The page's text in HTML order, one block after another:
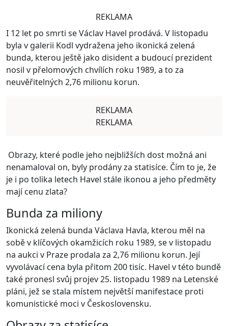
REKLAMA
I 12 let po smrti se Václav Havel prodává. V listopadu
byla v galerii Kodl vydražena jeho ikonická zelená
bunda, kterou ještě jako disident a budoucí prezident
nosil v přelomových chvílích roku 1989, a to za
neuvěřitelných 2,76 milionu korun.
REKLAMA
REKLAMA
Obrazy, které podle jeho nejbližších dost možná ani
nenamaloval on, byly prodány za statisíce. Čím to je, že
je i po tolika letech Havel stále ikonou a jeho předměty
mají cenu zlata?
Bunda za miliony
Ikonická zelená bunda Václava Havla, kterou měl na
sobě v klíčových okamžicích roku 1989, se v listopadu
na aukci v Praze prodala za 2,76 milionu korun. Její
vyvolávací cena byla přitom 200 tisíc. Havel v této bundě
také pronesl svůj projev 25. listopadu 1989 na Letenské
pláni, jež se stala místem největší manifestace proti
komunistické moci v Československu.